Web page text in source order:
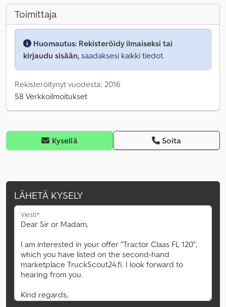
Toimittaja
Huomautus: Rekisteröidy ilmaiseksi tai
kirjaudu sisään, saadaksesi kaikki tiedot.
Rekisteröitynyt vuodesta: 2016
58 Verkkoilmoitukset
Kysellä Soita
LÄHETÄ KYSELY
Viesti*